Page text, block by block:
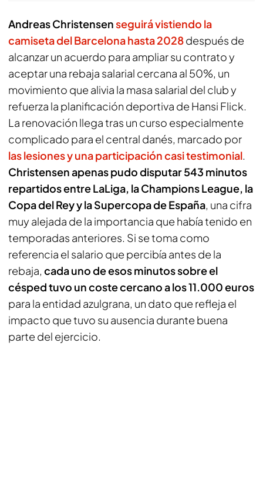
Andreas Christensenseguirá vistiendo la
camiseta del Barcelona hasta 2028después de
alcanzar un acuerdo para ampliar su contrato y
aceptar una rebaja salarial cercana al 50%, un
movimiento que alivia la masa salarial del club y
refuerza la planificación deportiva de Hansi Flick.
La renovación llega tras un curso especialmente
complicado para el central danés, marcado por
las lesiones y una participación casi testimonial.
Christensen apenas pudo disputar 543 minutos
repartidos entre LaLiga, la Champions League, la
Copa del Rey y la Supercopa de España, una cifra
muy alejada de la importancia que había tenido en
temporadas anteriores. Si se toma como
referencia el salario que percibía antes de la
rebaja, cada uno de esos minutos sobre el
césped tuvo un coste cercano a los 11.000 euros
para la entidad azulgrana, un dato que refleja el
impacto que tuvo su ausencia durante buena
parte del ejercicio.